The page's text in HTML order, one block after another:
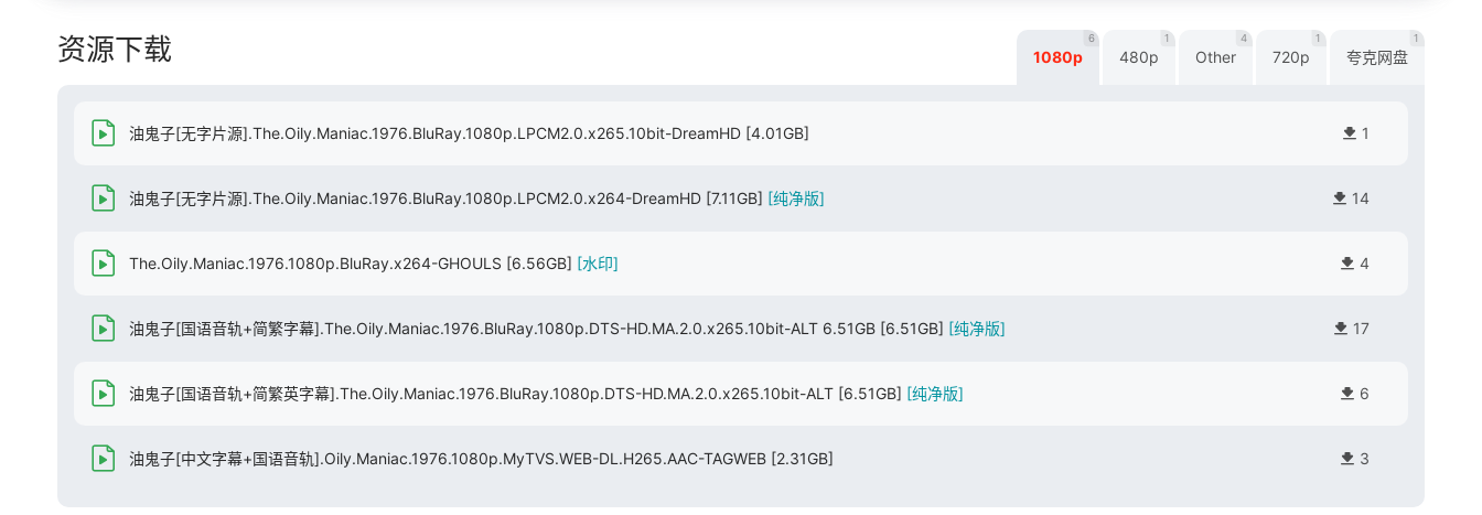
资源下载 1080p
6
480p
1
Other
4
720p
1
夸克网盘
1
油鬼子[无字片源].The.Oily.Maniac.1976.BluRay.1080p.LPCM2.0.x265.10bit-DreamHD [4.01GB] 1
油鬼子[无字片源].The.Oily.Maniac.1976.BluRay.1080p.LPCM2.0.x264-DreamHD [7.11GB] [纯净版] 14
The.Oily.Maniac.1976.1080p.BluRay.x264-GHOULS [6.56GB] [水印] 4
油鬼子[国语音轨+简繁字幕].The.Oily.Maniac.1976.BluRay.1080p.DTS-HD.MA.2.0.x265.10bit-ALT 6.51GB [6.51GB] [纯净版] 17
油鬼子[国语音轨+简繁英字幕].The.Oily.Maniac.1976.BluRay.1080p.DTS-HD.MA.2.0.x265.10bit-ALT [6.51GB] [纯净版] 6
油鬼子[中文字幕+国语音轨].Oily.Maniac.1976.1080p.MyTVS.WEB-DL.H265.AAC-TAGWEB [2.31GB] 3